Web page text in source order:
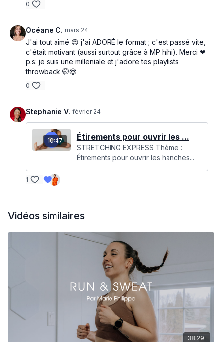
0
Océane C. mars 24
J'ai tout aimé 😍 j'ai ADORÉ le format ; c'est passé vite,
c'était motivant (aussi surtout grâce à MP hihi). Merci ❤
p.s: je suis une milleniale et j'adore tes playlists
throwback 🤭😍
0
Stephanie V. février 24
10:47 Étirements pour ouvrir les ...
STRETCHING EXPRESS Thème :
Étirements pour ouvrir les hanches...
1
Vidéos similaires
38:29